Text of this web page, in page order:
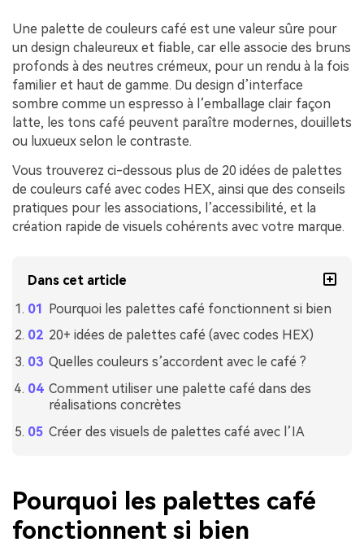
Une palette de couleurs café est une valeur sûre pour
un design chaleureux et fiable, car elle associe des bruns
profonds à des neutres crémeux, pour un rendu à la fois
familier et haut de gamme. Du design d’interface
sombre comme un espresso à l’emballage clair façon
latte, les tons café peuvent paraître modernes, douillets
ou luxueux selon le contraste.
Vous trouverez ci-dessous plus de 20 idées de palettes
de couleurs café avec codes HEX, ainsi que des conseils
pratiques pour les associations, l’accessibilité, et la
création rapide de visuels cohérents avec votre marque.
Dans cet article
Pourquoi les palettes café fonctionnent si bien
20+ idées de palettes café (avec codes HEX)
Quelles couleurs s’accordent avec le café ?
Comment utiliser une palette café dans des
réalisations concrètes
Créer des visuels de palettes café avec l’IA
Pourquoi les palettes café
fonctionnent si bien